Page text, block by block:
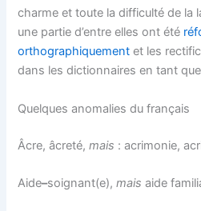
charme et toute la difficulté de la
une partie d’entre elles ont été
orthographiquement et les
dans les dictionnaires en tant
Quelques anomalies du français
Âcre, âcreté,mais : acrimonie,
Aide–soignant(e),mais aide